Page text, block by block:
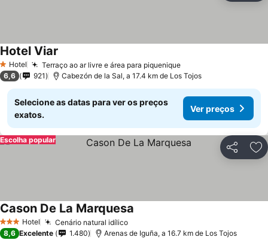
1 Estrelas
Hotel Terraço ao ar livre e área para piquenique
Hotel Viar
6,6 921 Cabezón de la Sal, a 17.4 km de Los Tojos
Selecione as datas para ver os preços
exatos.
Ver preços
Partilhar
Escolha popular
3 EstrelasHotel Cenário natural idílico
Cason De La Marquesa
8,6 Excelente 1.480 Arenas de Iguña, a 16.7 km de Los Tojos